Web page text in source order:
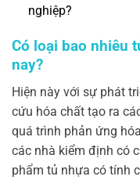
nghiệp?
Có loại bao nhiêu
nay?
Hiện này với sự phát
cứu hóa chất tạo ra
quá trình phản ứng
các nhà kiểm định có
phẩm tủ nhựa có tính